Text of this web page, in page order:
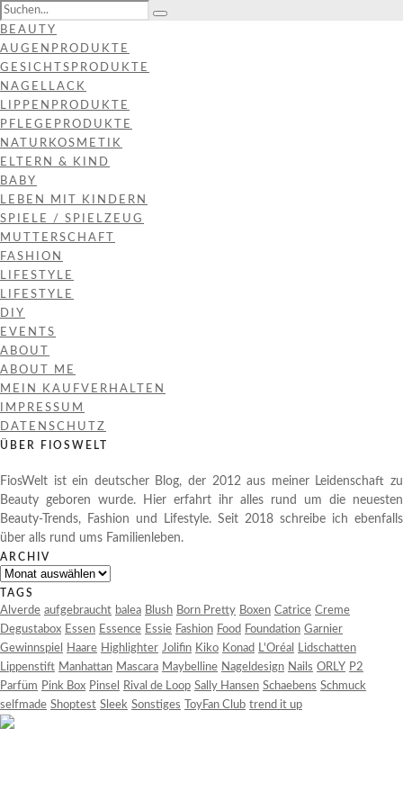
BEAUTY
AUGENPRODUKTE
GESICHTSPRODUKTE
NAGELLACK
LIPPENPRODUKTE
PFLEGEPRODUKTE
NATURKOSMETIK
ELTERN & KIND
BABY
LEBEN MIT KINDERN
SPIELE / SPIELZEUG
MUTTERSCHAFT
FASHION
LIFESTYLE
LIFESTYLE
DIY
EVENTS
ABOUT
ABOUT ME
MEIN KAUFVERHALTEN
IMPRESSUM
DATENSCHUTZ
ÜBER FIOSWELT
FiosWelt ist ein deutscher Blog, der 2012 aus meiner Leidenschaft zu
Beauty geboren wurde. Hier erfahrt ihr alles rund um die neuesten
Beauty-Trends, Fashion und Lifestyle. Seit 2018 schreibe ich ebenfalls
über alls rund ums Familienleben.
ARCHIV
Archiv
TAGS
Alverde aufgebraucht balea Blush Born Pretty Boxen Catrice Creme
Degustabox Essen Essence Essie Fashion Food Foundation Garnier
Gewinnspiel
Haare Highlighter Jolifin Kiko Konad L'Oréal
Lidschatten
Lippenstift Manhattan Mascara Maybelline Nageldesign Nails ORLY P2
Parfüm Pink Box Pinsel Rival de Loop Sally Hansen Schaebens Schmuck
selfmade Shoptest Sleek Sonstiges ToyFan Club trend it up